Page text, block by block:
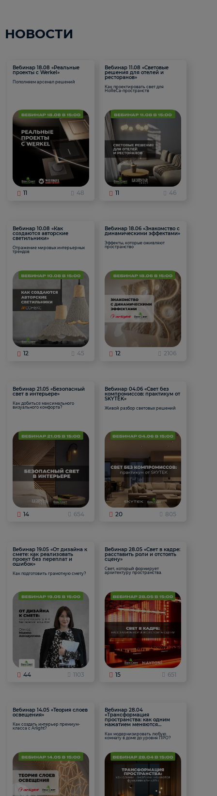
НОВОСТИ
Вебинар 18.08 «Реальные
проекты с Werkel»
Пополняем арсенал решений
11 48
Вебинар 11.08 «Световые
решения для отелей и
ресторанов»
Как проектировать свет для
HoReCa-пространств
11 46
Вебинар 10.08 «Как
создаются авторские
светильники»
Отражение мировых интерьерных
трендов
12 45
Вебинар 18.06 «Знакомство с
динамическими эффектами»
Эффекты, которые оживляют
пространство
12 2106
Вебинар 21.05 «Безопасный
свет в интерьере»
Как добиться максимального
визуального комфорта?
14 654
Вебинар 04.06 «Свет без
компромиссов: практикум от
SKYTEK»
Живой разбор световых решений
20 805
Вебинар 19.05 «От дизайна к
смете: как реализовать
проект без переплат и
ошибок»
Как подготовить грамотную смету?
44 1103
Вебинар 28.05 «Свет в кадре:
расставить роли и отстоять
сцену»
Свет, который формирует
архитектуру пространства.
15 651
Вебинар 14.05 «Теория слоев
освещения»
Как создать интерьер премиум-
класса с Arlight?
Вебинар 28.04
«Трансформация
пространства: как одним
нажатием меняются
Как модернизировать любую
комнату в доме до уровня ПРО?